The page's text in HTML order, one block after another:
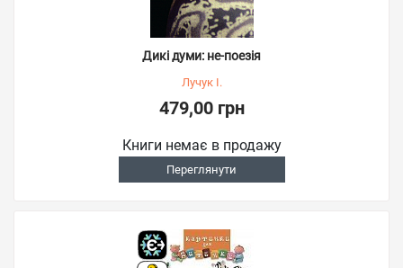
Дикі думи: не-поезія
Лучук І.
479,00 грн
Книги немає в продажу
Переглянути